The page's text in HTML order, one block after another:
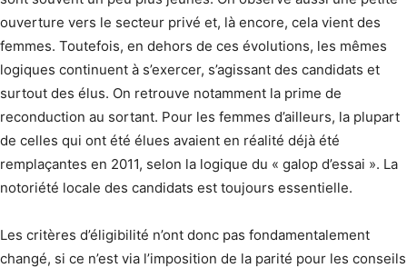
ouverture vers le secteur privé et, là encore, cela vient des
femmes. Toutefois, en dehors de ces évolutions, les mêmes
logiques continuent à s’exercer, s’agissant des candidats et
surtout des élus. On retrouve notamment la prime de
reconduction au sortant. Pour les femmes d’ailleurs, la plupart
de celles qui ont été élues avaient en réalité déjà été
remplaçantes en 2011, selon la logique du « galop d’essai ». La
notoriété locale des candidats est toujours essentielle.
Les critères d’éligibilité n’ont donc pas fondamentalement
changé, si ce n’est via l’imposition de la parité pour les conseils